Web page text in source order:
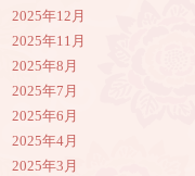
2025年12月
2025年11月
2025年8月
2025年7月
2025年6月
2025年4月
2025年3月